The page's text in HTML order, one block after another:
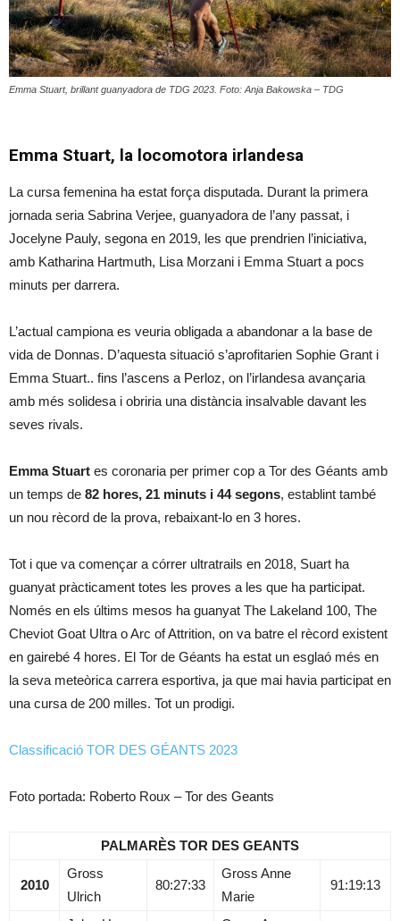
Emma Stuart, brillant guanyadora de TDG 2023. Foto: Anja Bakowska – TDG
Emma Stuart, la locomotora irlandesa
La cursa femenina ha estat força disputada. Durant la primera
jornada seria Sabrina Verjee, guanyadora de l’any passat, i
Jocelyne Pauly, segona en 2019, les que prendrien l’iniciativa,
amb Katharina Hartmuth, Lisa Morzani i Emma Stuart a pocs
minuts per darrera.
L’actual campiona es veuria obligada a abandonar a la base de
vida de Donnas. D’aquesta situació s’aprofitarien Sophie Grant i
Emma Stuart.. fins l’ascens a Perloz, on l’irlandesa avançaria
amb més solidesa i obriria una distància insalvable davant les
seves rivals.
Emma Stuart es coronaria per primer cop a Tor des Géants amb
un temps de 82 hores, 21 minuts i 44 segons, establint també
un nou rècord de la prova, rebaixant-lo en 3 hores.
Tot i que va començar a córrer ultratrails en 2018, Suart ha
guanyat pràcticament totes les proves a les que ha participat.
Només en els últims mesos ha guanyat The Lakeland 100, The
Cheviot Goat Ultra o Arc of Attrition, on va batre el rècord existent
en gairebé 4 hores. El Tor de Géants ha estat un esglaó més en
la seva meteòrica carrera esportiva, ja que mai havia participat en
una cursa de 200 milles. Tot un prodigi.
Classificació TOR DES GÉANTS 2023
Foto portada: Roberto Roux – Tor des Geants
PALMARÈS TOR DES GEANTS
2010
Gross
Ulrich
80:27:33
Gross Anne
Marie
91:19:13